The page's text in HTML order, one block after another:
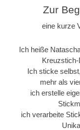
Zur
eine kurze
Ich heiße
Ich sticke
mehr als
ich erstelle
ich verarbeite